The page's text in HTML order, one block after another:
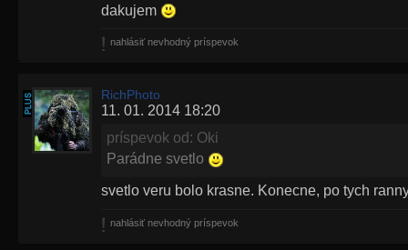
dakujem
nahlásiť nevhodný príspevok
RichPhoto
11. 01. 2014 18:20
príspevok od: Oki
Parádne svetlo
svetlo veru bolo krasne. Konecne, po tych
nahlásiť nevhodný príspevok